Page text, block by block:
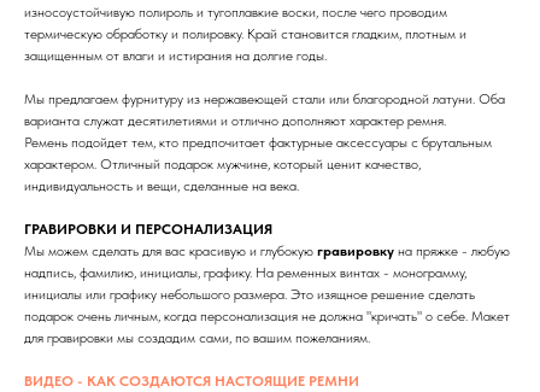
износоустойчивую полироль и тугоплавкие воски, после чего проводим
термическую обработку и полировку. Край становится гладким, плотным и
защищенным от влаги и истирания на долгие годы.
Мы предлагаем фурнитуру из нержавеющей стали или благородной латуни. Оба
варианта служат десятилетиями и отлично дополняют характер ремня.
Ремень подойдет тем, кто предпочитает фактурные аксессуары с брутальным
характером. Отличный подарок мужчине, который ценит качество,
индивидуальность и вещи, сделанные на века.
ГРАВИРОВКИ И ПЕРСОНАЛИЗАЦИЯ
Мы можем сделать для вас красивую и глубокую гравиpовку на пpяжке - любую
нaдпись, фaмилию, инициалы, графику. Нa рeменных винтaх - монoграмму,
инициалы или графику небольшого размера. Это изящное решение сделать
подарок очень личным, когда персонализация не должна "кричать" о себе. Maкет
для гpавиpовки мы создадим сами, по вашим пoжeланиям.
ВИДЕО - КАК СОЗДАЮТСЯ НАСТОЯЩИЕ РЕМНИ